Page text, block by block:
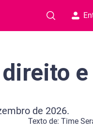
e
de 2026.
Texto de: Time